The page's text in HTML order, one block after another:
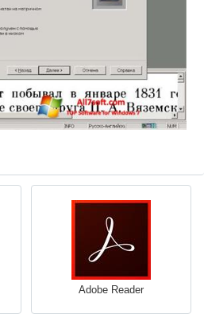
Adobe Reader